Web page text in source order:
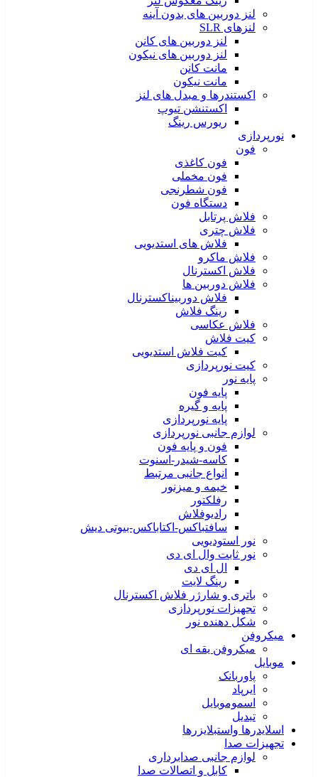
لنز دوربین های بدون آینه
لنزهای SLR
لنز دوربین های کانن
لنز دوربین های نیکون
مانت کانن
مانت نیکون
اکستندرها و مبدل های لنز
اکستنشن تیوپ
ریورس رینگ
نورپردازی
فون
فون کاغذی
فون مخملی
فون شطرنجی
دستگاه فون
فلاش پرتابل
فلاش چتری
فلاش های استدیویی
فلاش ماکرو
فلاش اکسترنال
فلاش دوربین ها
فلاش دوربیناکسترنال
رینگ فلاش
فلاش عکاسی
کیت فلاش
کیت فلاش استدیویی
کیت نورپردازی
پایه نور
پایه فون
پایه و گیره
پایه نورپردازی
لوازم جانبی نورپردازی
فون و پایه فون
کاسه-شیدر-اسنوت
انواع جانبی مرتبط
خیمه و میزنور
رفلکتور
رادیوفلاش
سافتباکس-اکتاباکس-بیوتی دیش
نور استودیویی
نور ثابت وال ای دی
ال ای دی
رینگ لایت
باتری و شارژر فلاش اکسترنال
تجهیزات نورپردازی
شکل دهنده نور
میکروفن
میکروفن یقه ای
موبایل
پاوربانک
ایرپاد
اسموموبایل
تبدیل
اسلایدرها واستبلایزرها
تجهیزات صدا
لوازم جانبی صدابرداری
کابل و اتصالات صدا